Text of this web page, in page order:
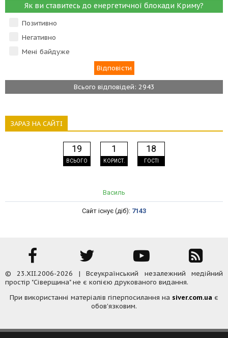
Як ви ставитесь до енергетичної блокади Криму?
Позитивно
Негативно
Мені байдуже
Всього відповідей: 2943
ЗАРАЗ НА САЙТІ
19
ВСЬОГО
1
КОРИСТ.
18
ГОСТІ
Василь
Сайт існує (діб): 7143
© 23.XII.2006-2026 | Всеукраїнський незалежний медійний
простір "Сіверщина" не є копією друкованого видання.
При використанні матеріалів гіперпосилання на siver.com.ua є
обов'язковим.